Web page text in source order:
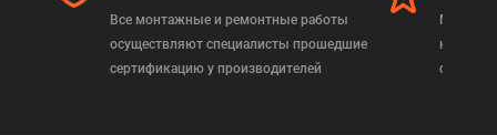
Все монтажные и ремонтные работы
осуществляют специалисты прошедшие
сертификацию у производителей
Мы